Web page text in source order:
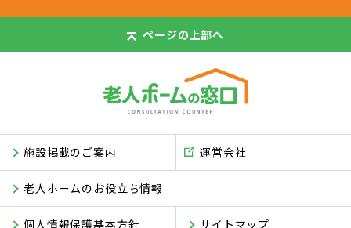
ページの上部へ
施設掲載のご案内
老人ホームのお役立ち情報
サイトマップ
運営会社
個人情報保護基本方針